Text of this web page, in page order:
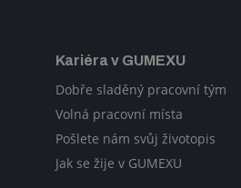
Kariéra v GUMEXU
Dobře sladěný pracovní tým
Volná pracovní místa
Pošlete nám svůj životopis
Jak se žije v GUMEXU